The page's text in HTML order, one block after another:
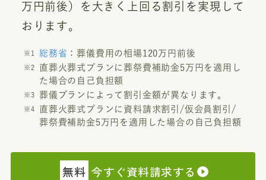
万円前後）を大きく上回る割引を実現して
おります。
総務省 ：葬儀費用の相場120万円前後
直葬火葬式プランに葬祭費補助金5万円を適用し
た場合の自己負担額
葬儀プランによって割引金額が異なります。
直葬火葬式プランに資料請求割引/仮会員割引/
葬祭費補助金5万円を適用した場合の自己負担額
無料 今すぐ資料請求する